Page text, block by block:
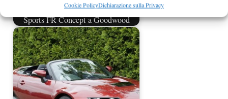
Cookie PolicyDichiarazione sulla Privacy
Toyota GT86 in versione GRMN
Sports FR Concept a Goodwood